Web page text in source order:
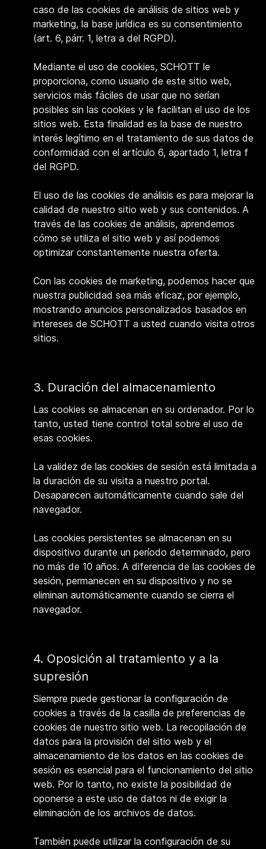
caso de las cookies de análisis de sitios web y
marketing, la base jurídica es su consentimiento
(art. 6, párr. 1, letra a del RGPD).
Mediante el uso de cookies, SCHOTT le
proporciona, como usuario de este sitio web,
servicios más fáciles de usar que no serían
posibles sin las cookies y le facilitan el uso de los
sitios web. Esta finalidad es la base de nuestro
interés legítimo en el tratamiento de sus datos de
conformidad con el artículo 6, apartado 1, letra f
del RGPD.
El uso de las cookies de análisis es para mejorar la
calidad de nuestro sitio web y sus contenidos. A
través de las cookies de análisis, aprendemos
cómo se utiliza el sitio web y así podemos
optimizar constantemente nuestra oferta.
Con las cookies de marketing, podemos hacer que
nuestra publicidad sea más eficaz, por ejemplo,
mostrando anuncios personalizados basados en
intereses de SCHOTT a usted cuando visita otros
sitios.
3. Duración del almacenamiento
Las cookies se almacenan en su ordenador. Por lo
tanto, usted tiene control total sobre el uso de
esas cookies.
La validez de las cookies de sesión está limitada a
la duración de su visita a nuestro portal.
Desaparecen automáticamente cuando sale del
navegador.
Las cookies persistentes se almacenan en su
dispositivo durante un período determinado, pero
no más de 10 años. A diferencia de las cookies de
sesión, permanecen en su dispositivo y no se
eliminan automáticamente cuando se cierra el
navegador.
4. Oposición al tratamiento y a la
supresión
Siempre puede gestionar la configuración de
cookies a través de la casilla de preferencias de
cookies de nuestro sitio web. La recopilación de
datos para la provisión del sitio web y el
almacenamiento de los datos en las cookies de
sesión es esencial para el funcionamiento del sitio
web. Por lo tanto, no existe la posibilidad de
oponerse a este uso de datos ni de exigir la
eliminación de los archivos de datos.
También puede utilizar la configuración de su